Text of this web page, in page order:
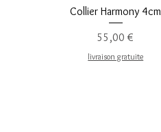
Vista rápida
Collier Harmony 4cm
Precio
55,00 €
livraison gratuite